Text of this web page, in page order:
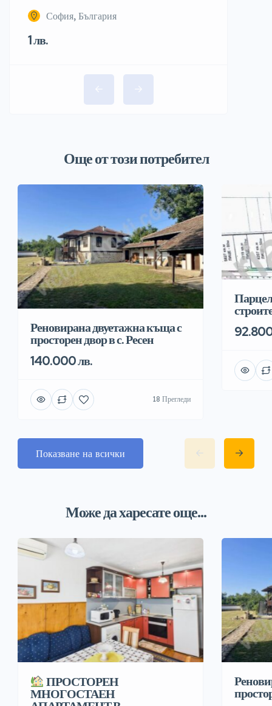
София, България
1 лв.
Още от този потребител
Реновирана двуетажна къща с
просторен двор в с. Ресен
140.000 лв.
18 Прегледи
Показване на всички
Може да харесате още...
ПРОСТОРЕН
МНОГОСТАЕН